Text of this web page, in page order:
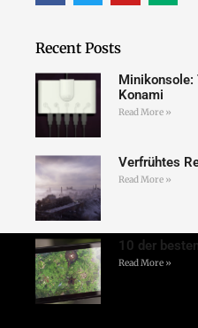
Recent Posts
Minikonsole:
Konami
Read More »
Verfrühtes
Read More »
10 der
Read More »